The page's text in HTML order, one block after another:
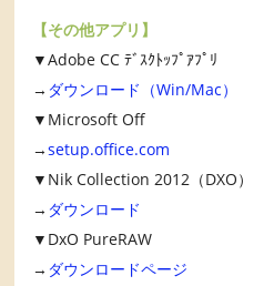
【その他アプリ】
▼Adobe CC ﾃﾞｽｸﾄｯﾌﾟｱﾌﾟﾘ
→ ダウンロード（Win/Mac）
▼Microsoft Off
→setup.office.com
▼Nik Collection 2012（DXO）
→ ダウンロード
▼DxO PureRAW
→ ダウンロードページ